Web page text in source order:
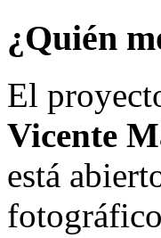
¿Quién
El
Vicente
está